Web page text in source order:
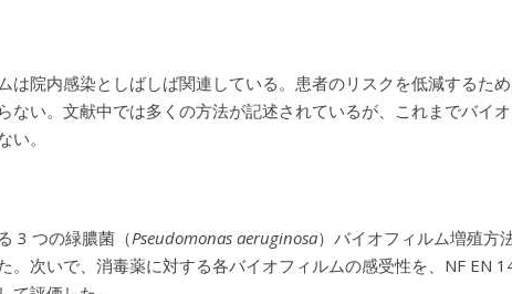
は院内感染としばしば関連している。患者のリスクを低減するた
ない。文献中では多くの方法が記述されているが、これまでバイ
い。
3 つの緑膿菌（Pseudomonas aeruginosa）バイオフィルム増殖方
。次いで、消毒薬に対する各バイオフィルムの感受性を、NF EN